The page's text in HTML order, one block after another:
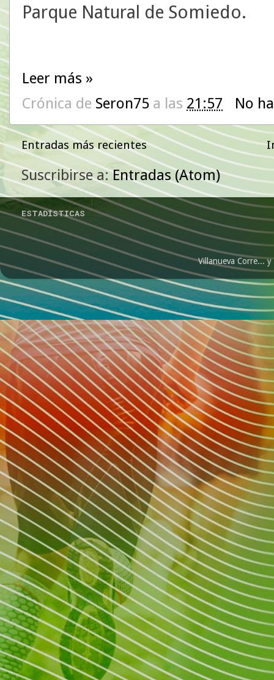
Parque Natural de Somiedo.
Leer más »
Crónica de Seron75 a las 21:57 No
Entradas más recientes
Suscribirse a:Entradas (Atom)
ESTADÍSTICAS
Villanueva Corre...